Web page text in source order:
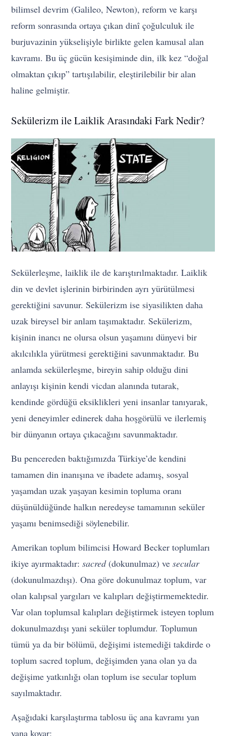
bilimsel devrim (Galileo, Newton), reform ve karşı
reform sonrasında ortaya çıkan dinî çoğulculuk ile
burjuvazinin yükselişiyle birlikte gelen kamusal alan
kavramı. Bu üç gücün kesişiminde din, ilk kez “doğal
olmaktan çıkıp” tartışılabilir, eleştirilebilir bir alan
haline gelmiştir.
Sekülerizm ile Laiklik Arasındaki Fark Nedir?
Sekülerleşme, laiklik ile de karıştırılmaktadır. Laiklik
din ve devlet işlerinin birbirinden ayrı yürütülmesi
gerektiğini savunur. Sekülerizm ise siyasilikten daha
uzak bireysel bir anlam taşımaktadır. Sekülerizm,
kişinin inancı ne olursa olsun yaşamını dünyevi bir
akılcılıkla yürütmesi gerektiğini savunmaktadır. Bu
anlamda sekülerleşme, bireyin sahip olduğu dini
anlayışı kişinin kendi vicdan alanında tutarak,
kendinde gördüğü eksiklikleri yeni insanlar tanıyarak,
yeni deneyimler edinerek daha hoşgörülü ve ilerlemiş
bir dünyanın ortaya çıkacağını savunmaktadır.
Bu pencereden baktığımızda Türkiye’de kendini
tamamen din inanışına ve ibadete adamış, sosyal
yaşamdan uzak yaşayan kesimin topluma oranı
düşünüldüğünde halkın neredeyse tamamının seküler
yaşamı benimsediği söylenebilir.
Amerikan toplum bilimcisi Howard Becker toplumları
ikiye ayırmaktadır:sacred(dokunulmaz) vesecular
(dokunulmazdışı). Ona göre dokunulmaz toplum, var
olan kalıpsal yargıları ve kalıpları değiştirmemektedir.
Var olan toplumsal kalıpları değiştirmek isteyen toplum
dokunulmazdışı yani seküler toplumdur. Toplumun
tümü ya da bir bölümü, değişimi istemediği takdirde o
toplum sacred toplum, değişimden yana olan ya da
değişime yatkınlığı olan toplum ise secular toplum
sayılmaktadır.
Aşağıdaki karşılaştırma tablosu üç ana kavramı yan
yana koyar: